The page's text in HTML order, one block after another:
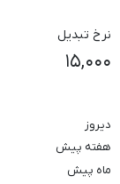
نرخ تبدیل
۱۵,۰۰۰
دیروز
هفته پیش
ماه پیش